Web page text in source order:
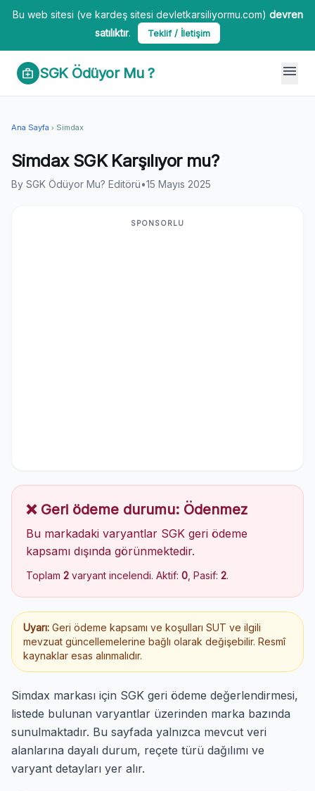
Bu web sitesi (ve kardeş sitesi devletkarsiliyormu.com) devren
satılıktır. Teklif / İletişim
medical_services SGK Ödüyor Mu ? menu
Ana Sayfa chevron_right Simdax
Simdax SGK Karşılıyor mu?
By SGK Ödüyor Mu? Editörü•15 Mayıs 2025
SPONSORLU
❌ Geri ödeme durumu: Ödenmez
Bu markadaki varyantlar SGK geri ödeme
kapsamı dışında görünmektedir.
Toplam 2 varyant incelendi. Aktif: 0 , Pasif: 2.
Uyarı: Geri ödeme kapsamı ve koşulları SUT ve ilgili
mevzuat güncellemelerine bağlı olarak değişebilir. Resmî
kaynaklar esas alınmalıdır.
Simdax markası için SGK geri ödeme değerlendirmesi,
listede bulunan varyantlar üzerinden marka bazında
sunulmaktadır. Bu sayfada yalnızca mevcut veri
alanlarına dayalı durum, reçete türü dağılımı ve
varyant detayları yer alır.